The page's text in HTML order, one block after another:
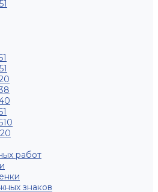
работ
знаков